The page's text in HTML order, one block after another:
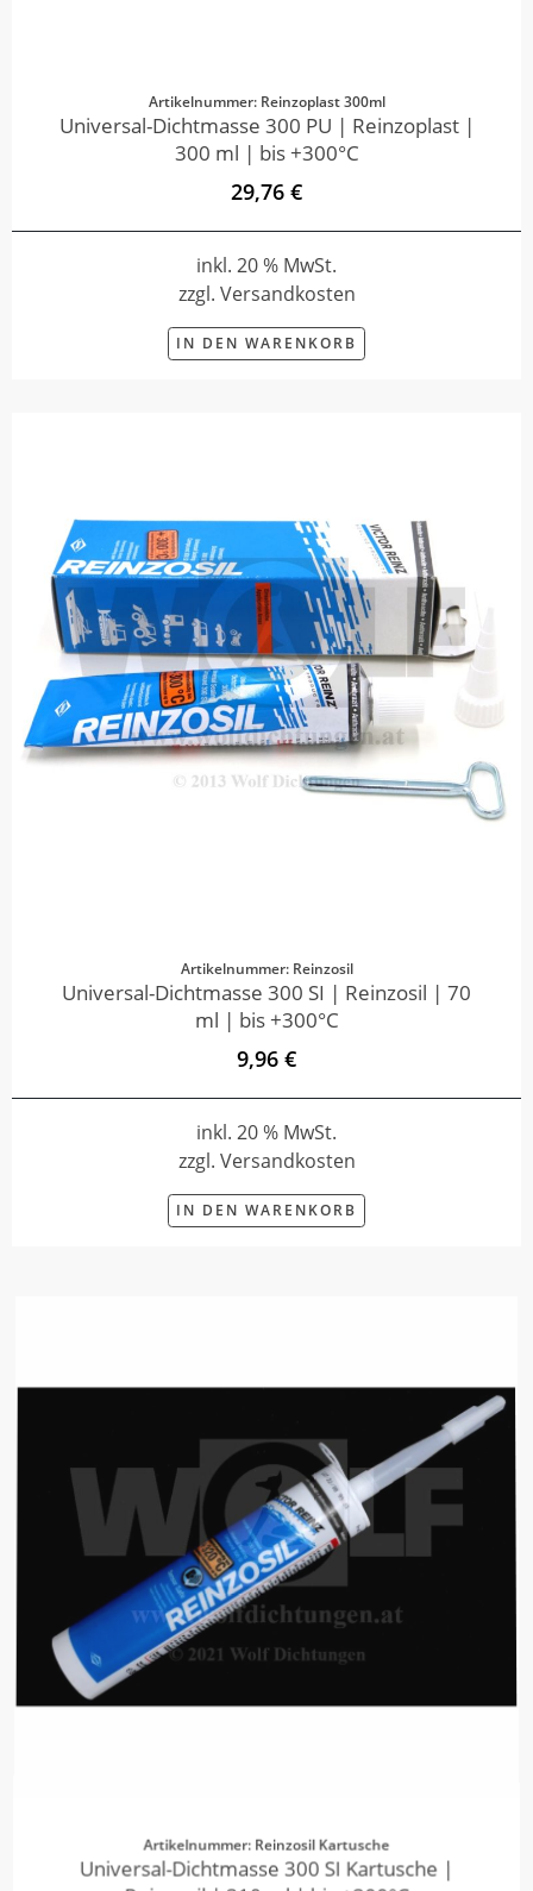
Artikelnummer: Reinzoplast 300ml
Universal-Dichtmasse 300 PU | Reinzoplast |
300 ml | bis +300°C
29,76 €
inkl. 20 % MwSt.
zzgl. Versandkosten
IN DEN WARENKORB
Artikelnummer: Reinzosil
Universal-Dichtmasse 300 SI | Reinzosil | 70
ml | bis +300°C
9,96 €
inkl. 20 % MwSt.
zzgl. Versandkosten
IN DEN WARENKORB
Artikelnummer: Reinzosil Kartusche
Universal-Dichtmasse 300 SI Kartusche |